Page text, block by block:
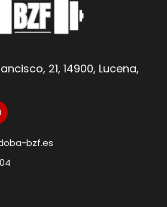
21, 14900, Lucena,
bzf.es